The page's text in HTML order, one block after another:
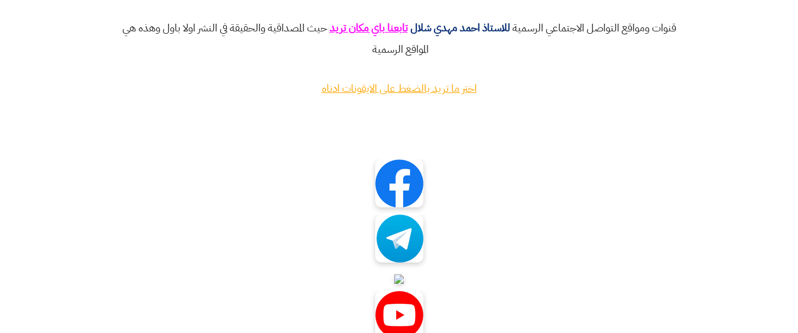
قنوات ومواقع التواصل الاجتماعي الرسميةللاستاذ احمد مهدي شلالتابعنا باي مكان تريدحيث المصداقية والحقيقة في النشر اولا باول وهذه هي
المواقع الرسمية
اختر ما تريد بالضغط على الايقونات ادناه